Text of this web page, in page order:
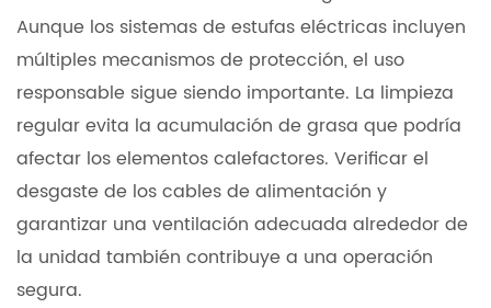
Aunque los sistemas de estufas eléctricas incluyen
múltiples mecanismos de protección, el uso
responsable sigue siendo importante. La limpieza
regular evita la acumulación de grasa que podría
afectar los elementos calefactores. Verificar el
desgaste de los cables de alimentación y
garantizar una ventilación adecuada alrededor de
la unidad también contribuye a una operación
segura.